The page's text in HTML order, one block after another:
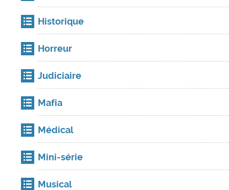
Historique
Horreur
Judiciaire
Mafia
Médical
Mini-série
Musical